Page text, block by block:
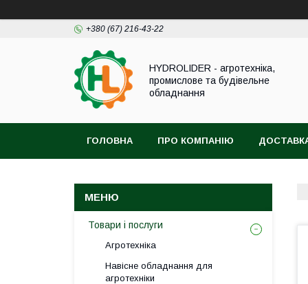
+380 (67) 216-43-22
HYDROLIDER - агротехніка,
промислове та будівельне
обладнання
ГОЛОВНА ПРО КОМПАНІЮ
Товари і послуги
Агротехніка
Навісне обладнання для
агротехніки